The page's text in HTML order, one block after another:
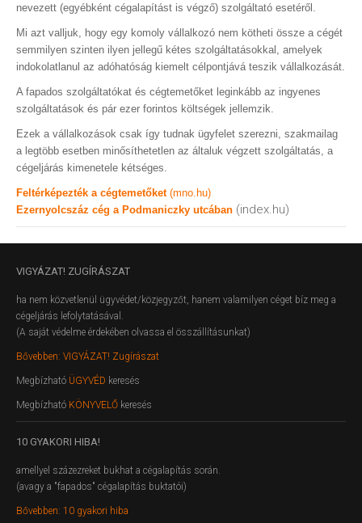
nevezett (egyébként cégalapítást is végző) szolgáltató esetéről.
Mi azt valljuk, hogy egy komoly vállalkozó nem kötheti össze a cégét
semmilyen szinten ilyen jellegű kétes szolgáltatásokkal, amelyek
indokolatlanul az adóhatóság kiemelt célpontjává teszik vállalkozását.
A fapados szolgáltatókat és cégtemetőket leginkább az ingyenes
szolgáltatások és pár ezer forintos költségek jellemzik.
Ezek a vállalkozások csak így tudnak ügyfelet szerezni, szakmailag
a legtöbb esetben minősíthetetlen az általuk végzett szolgáltatás, a
cégeljárás kimenetele kétséges.
Feltérképezték a cégtemetőket (mno.hu)
Ezernyolcszáz cég a Podmaniczky utcában (index.hu)
VIGYÁZAT! ZUGÍRÁSZAT
ha nem közvetlenül ügyvédet/közjegyzőt, hanem valamilyen céget bíz meg a
cégeljárás lefolytatásával.
(A saját védelme érdekében olvassa el összállításunkat)
Bővebben: VIGYÁZAT! Zugírászat
Megbízható ÜGYVÉD keresés
Megbízható KÖNYVELŐ keresés
10 GYAKORI HIBA!
amellyel százezreket bukhat a cégalapítás során.
(avagy a "fapados" cégalapítás buktatói)
Bővebben: 10 gyakori hiba